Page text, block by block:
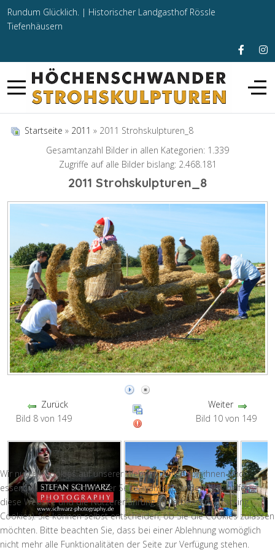
Rundum Glücklich. | Historischer Landgasthof Rössle
Tiefenhäusern
Startseite » 2011 » 2011 Strohskulpturen_8
Gesamtanzahl Bilder in allen Kategorien: 1.339
Zugriffe auf alle Bilder bislang: 2.468.181
2011 Strohskulpturen_8
Zurück
Bild 8 von 149
Weiter
Bild 10 von 149
Wir nutzen Cookies auf unserer Website. Einige von ihnen sind
essenziell für den Betrieb der Seite, während andere uns helfen,
diese Website und die Nutzererfahrung zu verbessern (Tracking
Cookies). Sie können selbst entscheiden, ob Sie die Cookies zulassen
möchten. Bitte beachten Sie, dass bei einer Ablehnung womöglich
nicht mehr alle Funktionalitäten der Seite zur Verfügung stehen.